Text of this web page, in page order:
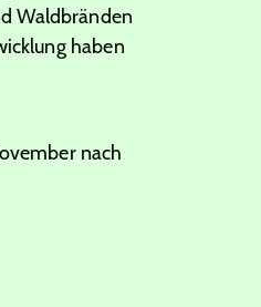
Waldbränden
haben
nach